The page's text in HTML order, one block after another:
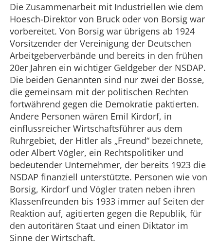
Die Zusammenarbeit mit Industriellen wie dem
Hoesch-Direktor von Bruck oder von Borsig war
vorbereitet. Von Borsig war übrigens ab 1924
Vorsitzender der Vereinigung der Deutschen
Arbeitgeberverbände und bereits in den frühen
20er Jahren ein wichtiger Geldgeber der NSDAP.
Die beiden Genannten sind nur zwei der Bosse,
die gemeinsam mit der politischen Rechten
fortwährend gegen die Demokratie paktierten.
Andere Personen wären Emil Kirdorf, in
einflussreicher Wirtschaftsführer aus dem
Ruhrgebiet, der Hitler als „Freund“ bezeichnete,
oder Albert Vögler, ein Rechtspolitiker und
bedeutender Unternehmer, der bereits 1923 die
NSDAP finanziell unterstützte. Personen wie von
Borsig, Kirdorfund Vögler traten neben ihren
Klassenfreunden bis 1933 immer auf Seiten der
Reaktion auf, agitierten gegen die Republik, für
den autoritären Staat und einen Diktator im
Sinne der Wirtschaft.